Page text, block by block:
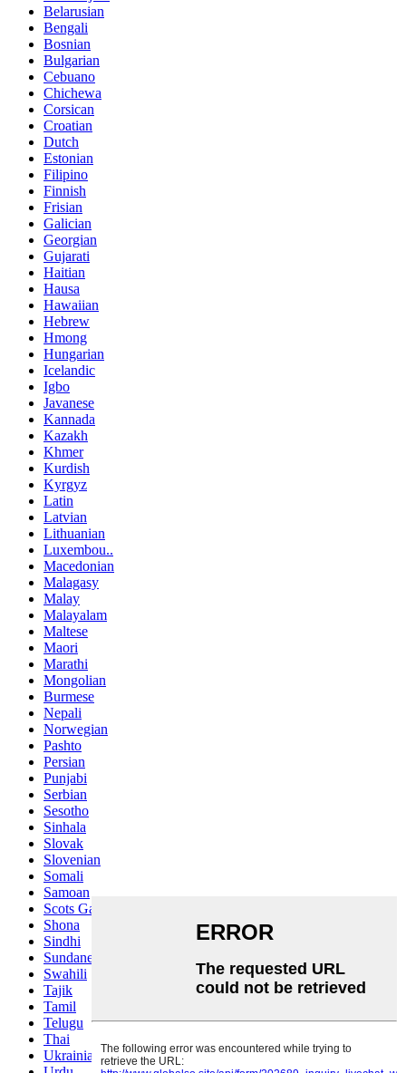
Belarusian
Bengali
Bosnian
Bulgarian
Cebuano
Chichewa
Corsican
Croatian
Dutch
Estonian
Filipino
Finnish
Frisian
Galician
Georgian
Gujarati
Haitian
Hausa
Hawaiian
Hebrew
Hmong
Hungarian
Icelandic
Igbo
Javanese
Kannada
Kazakh
Khmer
Kurdish
Kyrgyz
Latin
Latvian
Lithuanian
Luxembou..
Macedonian
Malagasy
Malay
Malayalam
Maltese
Maori
Marathi
Mongolian
Burmese
Nepali
Norwegian
Pashto
Persian
Punjabi
Serbian
Sesotho
Sinhala
Slovak
Slovenian
Somali
Samoan
Scots Gaelic
Shona
Sindhi
Sundanese
Swahili
Tajik
Tamil
Telugu
Thai
Ukrainian